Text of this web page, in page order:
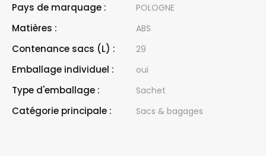
Pays de marquage : POLOGNE
Matières : ABS
Contenance sacs (L) : 29
Emballage individuel : oui
Type d'emballage : Sachet
Catégorie principale : Sacs & bagages